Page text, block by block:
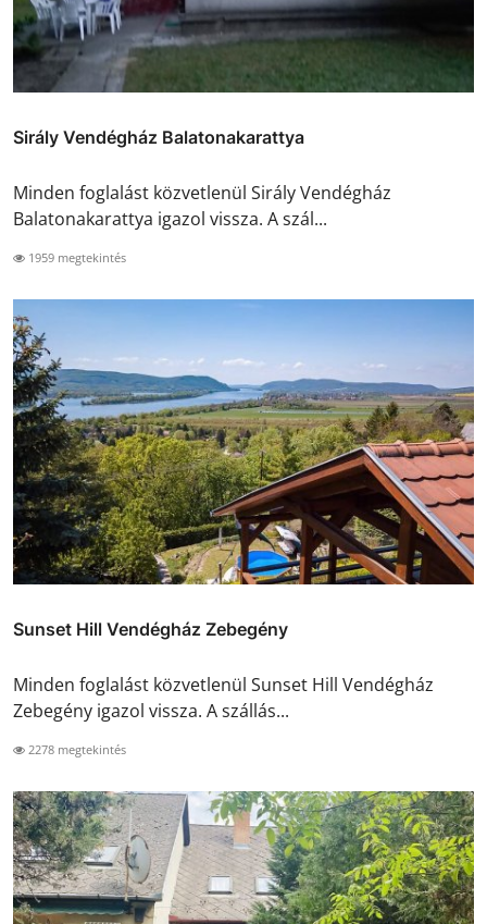
Sirály Vendégház Balatonakarattya
Minden foglalást közvetlenül Sirály Vendégház
Balatonakarattya igazol vissza. A szál...
1959 megtekintés
Sunset Hill Vendégház Zebegény
Minden foglalást közvetlenül Sunset Hill Vendégház
Zebegény igazol vissza. A szállás...
2278 megtekintés